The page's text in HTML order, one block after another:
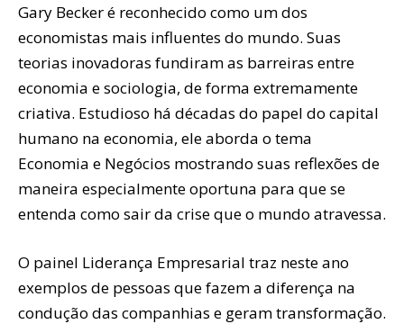
Gary Becker é reconhecido como um dos
economistas mais influentes do mundo. Suas
teorias inovadoras fundiram as barreiras entre
economia e sociologia, de forma extremamente
criativa. Estudioso há décadas do papel do capital
humano na economia, ele aborda o tema
Economia e Negócios mostrando suas reflexões de
maneira especialmente oportuna para que se
entenda como sair da crise que o mundo atravessa.
O painel Liderança Empresarial traz neste ano
exemplos de pessoas que fazem a diferença na
condução das companhias e geram transformação.